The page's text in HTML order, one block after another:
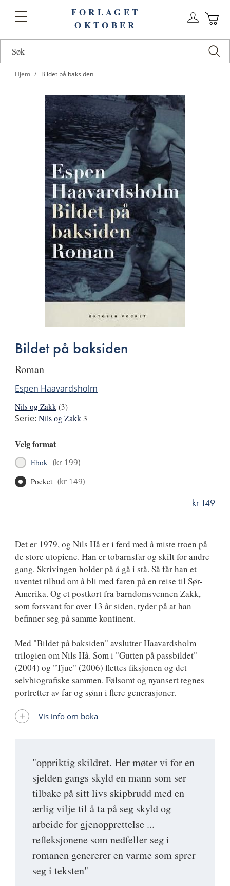
Toggle
FORLAGET
OKTOBER
Hjem Bildet på baksiden
Bildet på baksiden
roman
Espen Haavardsholm
Nils og Zakk (3)
Serie: Nils og Zakk 3
Velg format
Ebok (kr 199)
Pocket (kr 149)
kr 149
"oppriktig skildret. Her møter vi for en
sjelden gangs skyld en mann som ser
tilbake på sitt livs skipbrudd med en
ærlig vilje til å ta på seg skyld og
arbeide for gjenopprettelse ...
refleksjonene som nedfeller seg i
romanen genererer en varme som sprer
seg i teksten"
Det er 1979, og Nils Hå er i ferd med å miste troen på
de store utopiene. Han er tobarnsfar og skilt for andre
gang. Skrivingen holder på å gå i stå. Så får han et
uventet tilbud om å bli med faren på en reise til Sør-
Amerika. Og et postkort fra barndomsvennen Zakk,
som forsvant for over 13 år siden, tyder på at han
befinner seg på samme kontinent.
Med "Bildet på baksiden" avslutter Haavardsholm
trilogien om Nils Hå. Som i "Gutten på passbildet"
(2004) og "Tjue" (2006) flettes fiksjonen og det
selvbiografiske sammen. Følsomt og nyansert tegnes
portretter av far og sønn i flere generasjoner.
Vis info om boka